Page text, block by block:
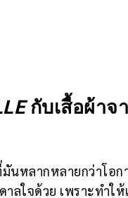
กับเสื้อผ้าจ
นหลากหลายกว่าโอก
ลใจด้วย เพราะทำให้